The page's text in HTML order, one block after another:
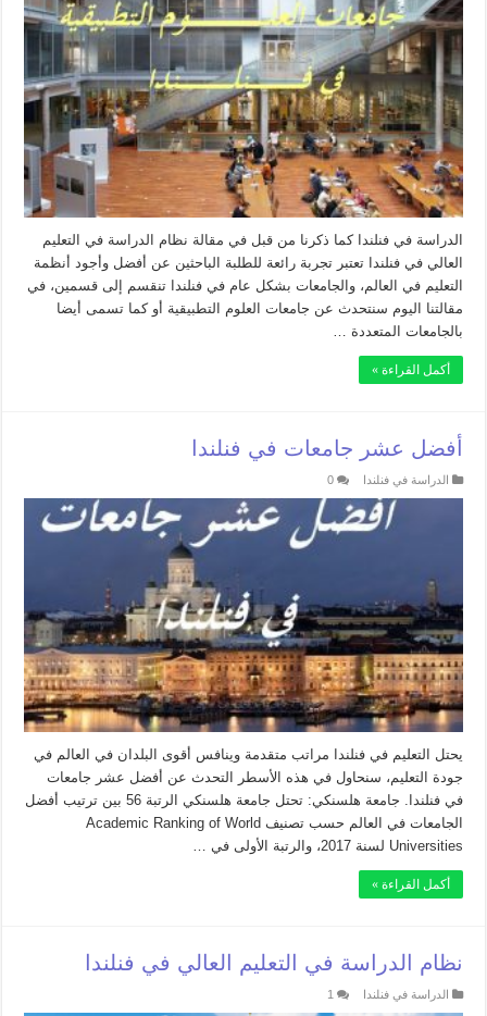
الدراسة في فنلندا كما ذكرنا من قبل في مقالة نظام الدراسة في التعليم
العالي في فنلندا تعتبر تجربة رائعة للطلبة الباحثين عن أفضل وأجود أنظمة
التعليم في العالم، والجامعات بشكل عام في فنلندا تنقسم إلى قسمين، في
مقالتنا اليوم سنتحدث عن جامعات العلوم التطبيقية أو كما تسمى أيضا
بالجامعات المتعددة …
أكمل القراءة »
أفضل عشر جامعات في فنلندا
الدراسة في فنلندا 0
يحتل التعليم في فنلندا مراتب متقدمة وينافس أقوى البلدان في العالم في
جودة التعليم، سنحاول في هذه الأسطر التحدث عن أفضل عشر جامعات
في فنلندا. جامعة هلسنكي: تحتل جامعة هلسنكي الرتبة 56 بين ترتيب أفضل
الجامعات في العالم حسب تصنيف Academic Ranking of World
Universities لسنة 2017، والرتبة الأولى في …
أكمل القراءة »
نظام الدراسة في التعليم العالي في فنلندا
الدراسة في فنلندا 1